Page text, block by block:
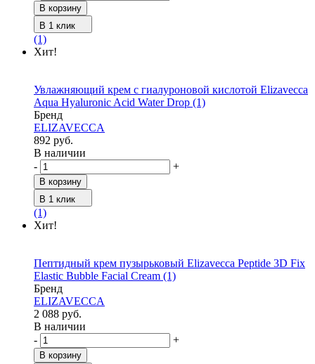
В корзину
В 1 клик
(1)
Хит!
Увлажняющий крем с гиалуроновой кислотой Elizavecca
Aqua Hyaluronic Acid Water Drop (1)
Бренд
ELIZAVECCA
892 руб.
В наличии
-
+
В корзину
В 1 клик
(1)
Хит!
Пептидный крем пузырьковый Elizavecca Peptide 3D Fix
Elastic Bubble Facial Cream (1)
Бренд
ELIZAVECCA
2 088 руб.
В наличии
-
+
В корзину